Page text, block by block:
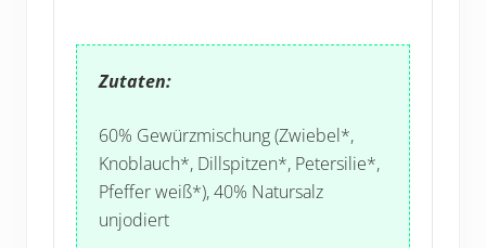
Zutaten:
60% Gewürzmischung (Zwiebel*,
Knoblauch*, Dillspitzen*, Petersilie*,
Pfeffer weiß*), 40% Natursalz
unjodiert